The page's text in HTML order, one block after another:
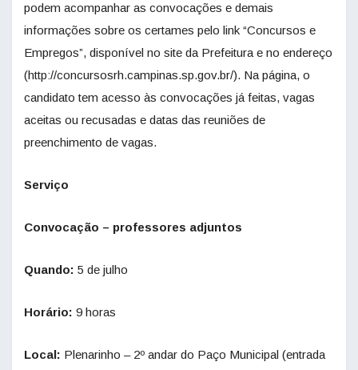
podem acompanhar as convocações e demais
informações sobre os certames pelo link “Concursos e
Empregos”, disponível no site da Prefeitura e no endereço
(http://concursosrh.campinas.sp.gov.br/). Na página, o
candidato tem acesso às convocações já feitas, vagas
aceitas ou recusadas e datas das reuniões de
preenchimento de vagas.
Serviço
Convocação – professores adjuntos
Quando: 5 de julho
Horário: 9 horas
Local: Plenarinho – 2º andar do Paço Municipal (entrada